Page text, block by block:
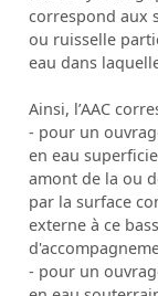
correspond aux
ou ruisselle
eau dans
Ainsi, l’AAC
- pour un
en eau
amont de la ou
par la surface
externe à ce
- pour un